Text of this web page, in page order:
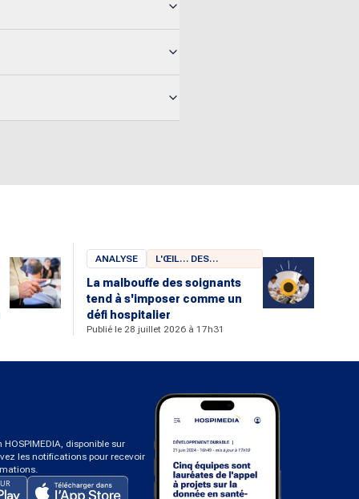
ANALYSE
L'ŒIL… DES
CHERCHEURS
La malbouffe des soignants
tend à s'imposer comme un
défi hospitalier
Publié le 28 juillet 2026 à 17h31
disponible sur
les notifications pour recevoir